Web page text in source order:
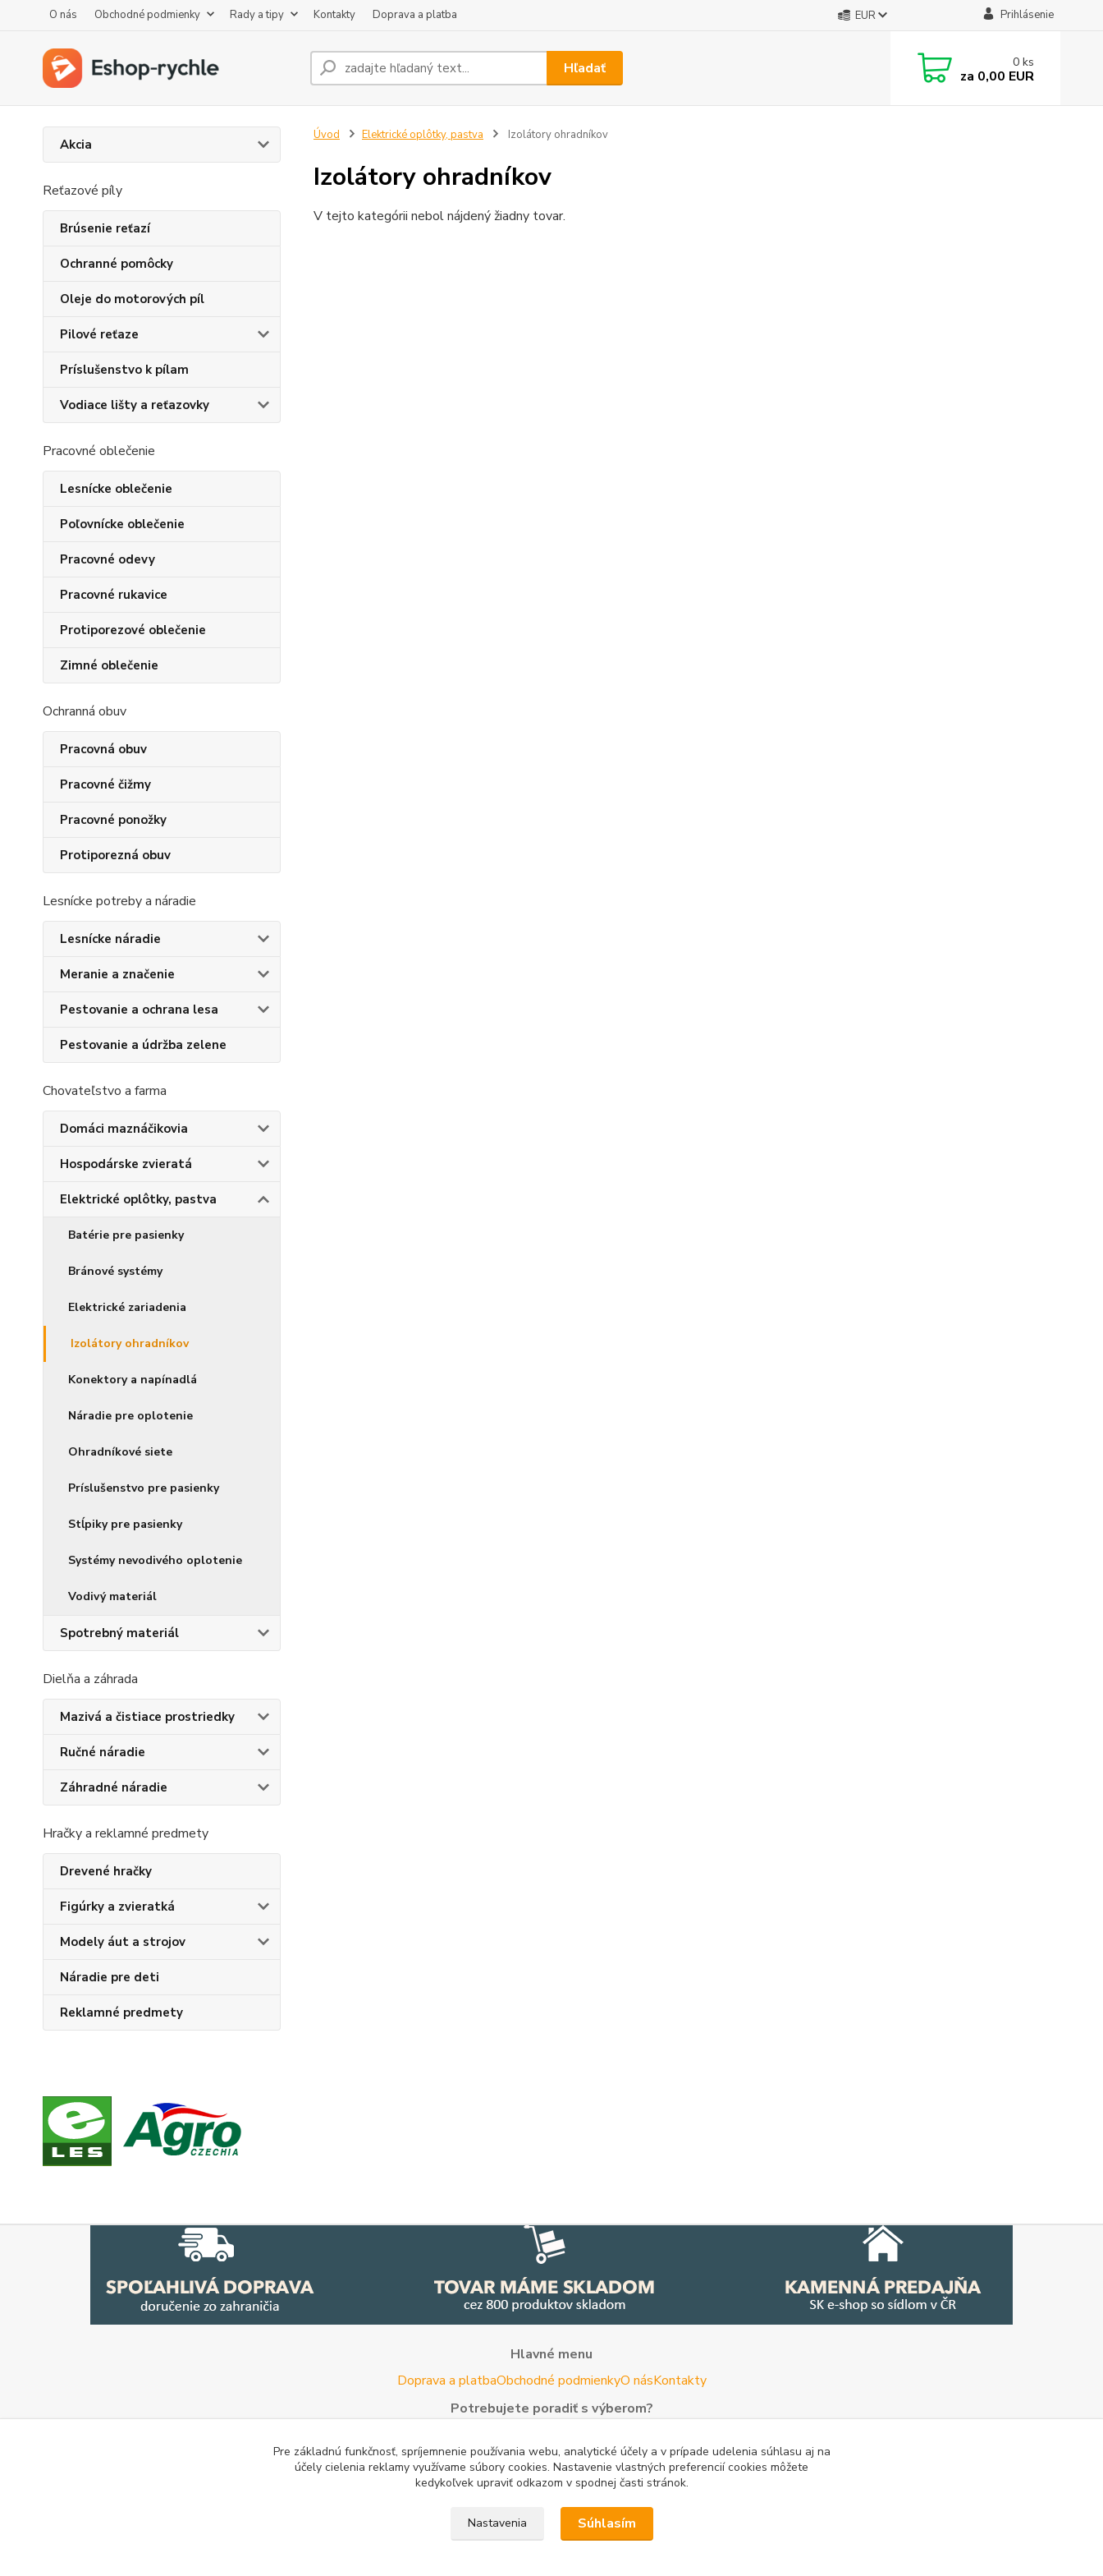
O nás Obchodné podmienky Rady a tipy Kontakty Doprava a platba EUR Prihlásenie
Hľadať 0 ks
za 0,00 EUR
Akcia
Reťazové píly
Brúsenie reťazí
Ochranné pomôcky
Oleje do motorových píl
Pilové reťaze
Príslušenstvo k pílam
Vodiace lišty a reťazovky
Pracovné oblečenie
Lesnícke oblečenie
Poľovnícke oblečenie
Pracovné odevy
Pracovné rukavice
Protiporezové oblečenie
Zimné oblečenie
Ochranná obuv
Pracovná obuv
Pracovné čižmy
Pracovné ponožky
Protiporezná obuv
Lesnícke potreby a náradie
Lesnícke náradie
Meranie a značenie
Pestovanie a ochrana lesa
Pestovanie a údržba zelene
Chovateľstvo a farma
Domáci maznáčikovia
Hospodárske zvieratá
Elektrické oplôtky, pastva
Batérie pre pasienky
Bránové systémy
Elektrické zariadenia
Izolátory ohradníkov
Konektory a napínadlá
Náradie pre oplotenie
Ohradníkové siete
Príslušenstvo pre pasienky
Stĺpiky pre pasienky
Systémy nevodivého oplotenie
Vodivý materiál
Spotrebný materiál
Dielňa a záhrada
Mazivá a čistiace prostriedky
Ručné náradie
Záhradné náradie
Hračky a reklamné predmety
Drevené hračky
Figúrky a zvieratká
Modely áut a strojov
Náradie pre deti
Reklamné predmety
Úvod Elektrické oplôtky, pastva Izolátory ohradníkov
Izolátory ohradníkov
V tejto kategórii nebol nájdený žiadny tovar.
Hlavné menu
Doprava a platbaObchodné podmienkyO násKontakty
Potrebujete poradiť s výberom?
Tel:+420 722 744 267- Po - Pia (8 - 16 hod)
Email:info@woodman.sk- kedykoľvek
Užitočné informácie
Porovnanie cien na Pricemania.skReklamácia
Pre základnú funkčnosť, spríjemnenie používania webu, analytické účely a v prípade udelenia súhlasu aj na
účely cielenia reklamy využívame súbory cookies. Nastavenie vlastných preferencií cookies môžete
kedykoľvek upraviť odkazom v spodnej časti stránok.
Nastavenia Súhlasím